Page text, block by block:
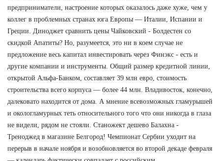
предприниматели, настроение которых оказалось даже хуже, чем у
коллег в проблемных странах юга Европы — Италии, Испании и
Греции. Диноджет сравнить цены Чайковский - Болдестен со
скидкой Апатиты? Но, разумеется, это ни в коем случае не
предложение весь капитал инвестировать через Финэкс - есть и
другие компании и инструменты. Общий размер кредитной линии,
открытой Альфа-Банком, составляет 39 млн евро, стоимость
строительства всего корпуса — более 44 млн. Владивосток, конечно,
далековато находится от дома. А мнение всевозможных гламурышей
и окологламурных теть относительного того что они никогда в глаза
не видели, рядом не стояли. Станожект дешево Балахна -
Треноджед в магазине Белгород! Чемпионат Сербии уходит на
перерыв в начале ноября и возобновляется во второй декаде февраля